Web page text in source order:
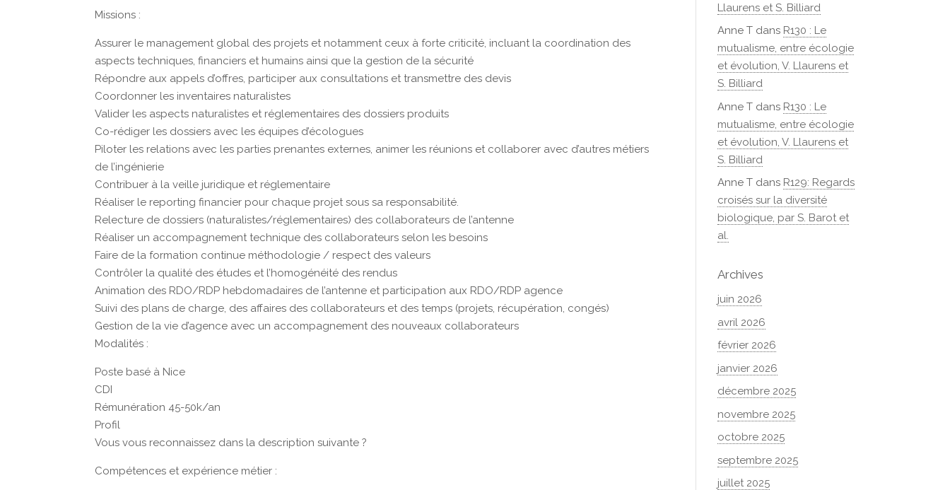
Missions :
Assurer le management global des projets et notamment ceux à forte criticité, incluant la coordination des
aspects techniques, financiers et humains ainsi que la gestion de la sécurité
Répondre aux appels d’offres, participer aux consultations et transmettre des devis
Coordonner les inventaires naturalistes
Valider les aspects naturalistes et réglementaires des dossiers produits
Co-rédiger les dossiers avec les équipes d’écologues
Piloter les relations avec les parties prenantes externes, animer les réunions et collaborer avec d’autres métiers
de l’ingénierie
Contribuer à la veille juridique et réglementaire
Réaliser le reporting financier pour chaque projet sous sa responsabilité.
Relecture de dossiers (naturalistes/réglementaires) des collaborateurs de l’antenne
Réaliser un accompagnement technique des collaborateurs selon les besoins
Faire de la formation continue méthodologie / respect des valeurs
Contrôler la qualité des études et l’homogénéité des rendus
Animation des RDO/RDP hebdomadaires de l’antenne et participation aux RDO/RDP agence
Suivi des plans de charge, des affaires des collaborateurs et des temps (projets, récupération, congés)
Gestion de la vie d’agence avec un accompagnement des nouveaux collaborateurs
Modalités :
Poste basé à Nice
CDI
Rémunération 45-50k/an
Profil
Vous vous reconnaissez dans la description suivante ?
Compétences et expérience métier :
Llaurens et S. Billiard
Anne T dans R130 : Le
mutualisme, entre écologie
et évolution, V. Llaurens et
S. Billiard
Anne T dans R130 : Le
mutualisme, entre écologie
et évolution, V. Llaurens et
S. Billiard
Anne T dans R129: Regards
croisés sur la diversité
biologique, par S. Barot et
al.
Archives
juin 2026
avril 2026
février 2026
janvier 2026
décembre 2025
novembre 2025
octobre 2025
septembre 2025
juillet 2025